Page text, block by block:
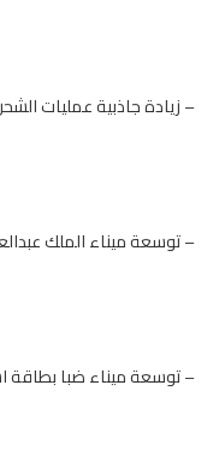
– زيادة جاذبية عمليات
– توسعة ميناء الملك عبدالعزيز إلى 7.5
– توسعة ميناء ضبا بطاقة استيعابية